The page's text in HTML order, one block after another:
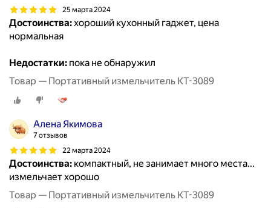
25 марта 2024
Достоинства:хороший кухонный гаджет, цена
нормальная
Недостатки: пока не обнаружил
Товар — Портативный измельчитель КТ-3089
Алена Якимова
7 отзывов
22 марта 2024
Достоинства: компактный, не занимает много места...
измельчает хорошо
Товар — Портативный измельчитель КТ-3089